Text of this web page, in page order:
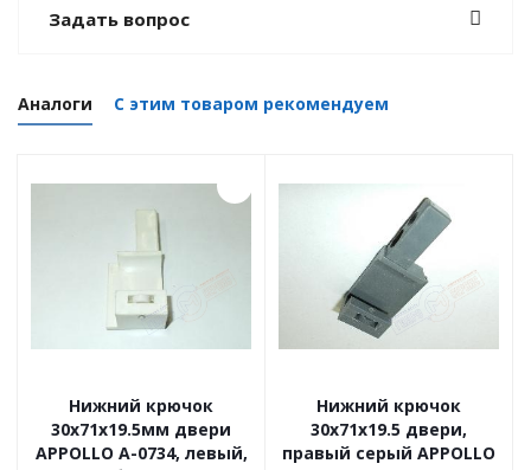
Задать вопрос
Аналоги С этим товаром рекомендуем
Нижний крючок
30х71х19.5мм двери
APPOLLO A-0734, левый,
Нижний крючок
30х71х19.5 двери,
правый серый APPOLLO